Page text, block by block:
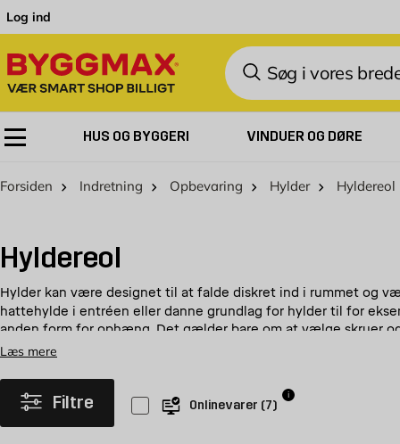
Log ind
Søg
HUS OG BYGGERI VINDUER OG DØRE
Forsiden Indretning Opbevaring Hylder Hyldereol
Hyldereol
Hylder kan være designet til at falde diskret ind i rummet og
hattehylde i entréen eller danne grundlag for hylder til for
anden form for ophæng. Det gælder bare om at vælge skruer
Her hos Byggmax finder du alt, hvad du skal bruge for at give
Fremtidssikr din opbevaring
Det er ofte en god idé at vælge hylder, der kan udbygges,
Læs mere
Filtre Onlinevarer (7)
i